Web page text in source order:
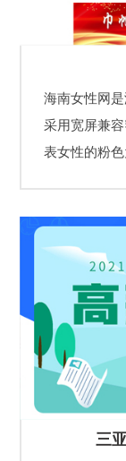
海南女性网
采用宽屏兼
表女性的粉
充分体现了
服务性，为
动交流、相
女联合会的
三